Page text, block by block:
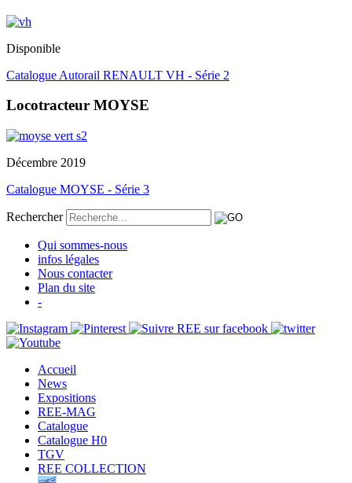
Disponible
Catalogue Autorail RENAULT VH - Série 2
Locotracteur MOYSE
Décembre 2019
Catalogue MOYSE - Série 3
Rechercher
Qui sommes-nous
infos légales
Nous contacter
Plan du site
-
Accueil
News
Expositions
REE-MAG
Catalogue
Catalogue H0
TGV
REE COLLECTION